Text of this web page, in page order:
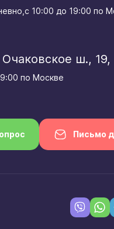
10:00 до 19:00 по
ш., 19,
по Москве
Письмо